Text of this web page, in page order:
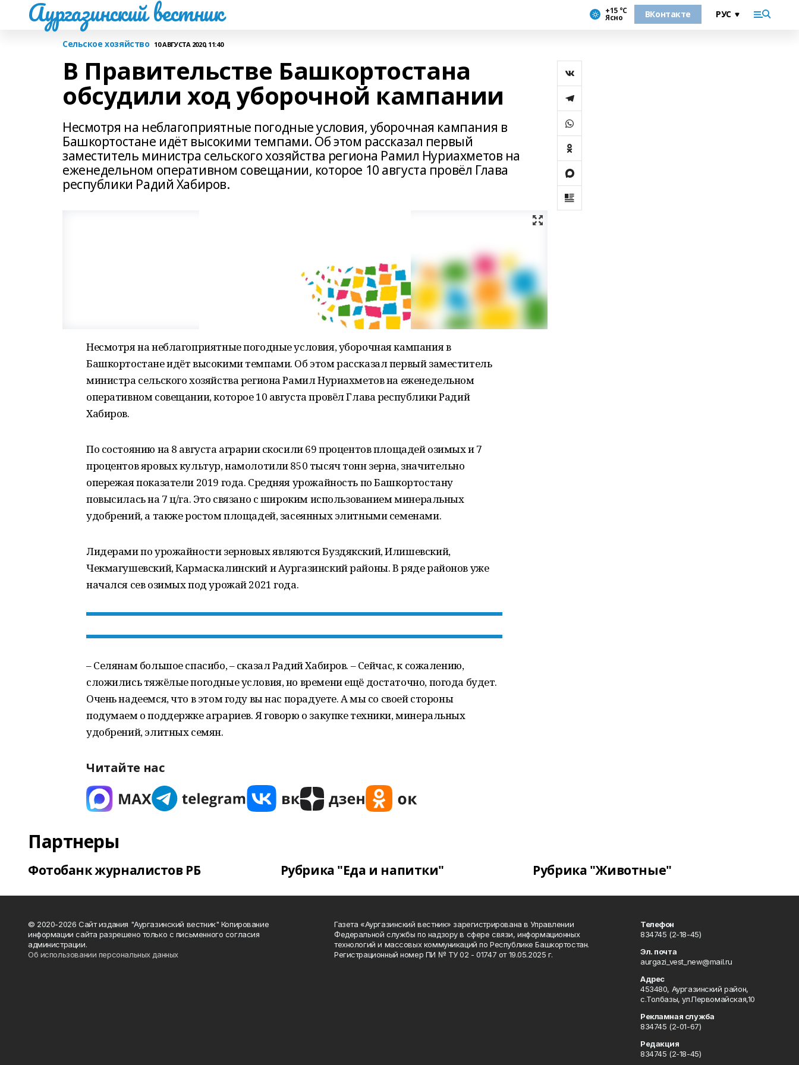
Аургазинский вестник +15 °С
Ясно ВКонтакте
Сельское хозяйство 10 АВГУСТА 2020, 11:40
В Правительстве Башкортостана
обсудили ход уборочной кампании
Несмотря на неблагоприятные погодные условия, уборочная кампания в
Башкортостане идёт высокими темпами. Об этом рассказал первый
заместитель министра сельского хозяйства региона Рамил Нуриахметов на
еженедельном оперативном совещании, которое 10 августа провёл Глава
республики Радий Хабиров.
Несмотря на неблагоприятные погодные условия, уборочная кампания в
Башкортостане идёт высокими темпами. Об этом рассказал первый заместитель
министра сельского хозяйства региона Рамил Нуриахметов на еженедельном
оперативном совещании, которое 10 августа провёл Глава республики Радий
Хабиров.
По состоянию на 8 августа аграрии скосили 69 процентов площадей озимых и 7
процентов яровых культур, намолотили 850 тысяч тонн зерна, значительно
опережая показатели 2019 года. Средняя урожайность по Башкортостану
повысилась на 7 ц/га. Это связано с широким использованием минеральных
удобрений, а также ростом площадей, засеянных элитными семенами.
Лидерами по урожайности зерновых являются Буздякский, Илишевский,
Чекмагушевский, Кармаскалинский и Аургазинский районы. В ряде районов уже
начался сев озимых под урожай 2021 года.
– Селянам большое спасибо, – сказал Радий Хабиров. – Сейчас, к сожалению,
сложились тяжёлые погодные условия, но времени ещё достаточно, погода будет.
Очень надеемся, что в этом году вы нас порадуете. А мы со своей стороны
подумаем о поддержке аграриев. Я говорю о закупке техники, минеральных
удобрений, элитных семян.
Читайте нас
Партнеры
Фотобанк журналистов РБ Рубрика "Еда и напитки" Рубрика "Животные"
© 2020-2026 Сайт издания "Аургазинский вестник" Копирование
информации сайта разрешено только с письменного согласия
администрации.
Об использовании персональных данных
Газета «Аургазинский вестник» зарегистрирована в Управлении
Федеральной службы по надзору в сфере связи, информационных
технологий и массовых коммуникаций по Республике Башкортостан.
Регистрационный номер ПИ № ТУ 02 - 01747 от 19.05.2025 г.
Телефон
834745 (2-18-45)
Эл. почта
aurgazi_vest_new@mail.ru
Адрес
453480, Аургазинский район,
с.Толбазы, ул.Первомайская,10
Рекламная служба
834745 (2-01-67)
Редакция
834745 (2-18-45)